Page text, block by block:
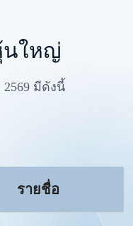
นใหญ่
มีดังนี้
รายชื่อ